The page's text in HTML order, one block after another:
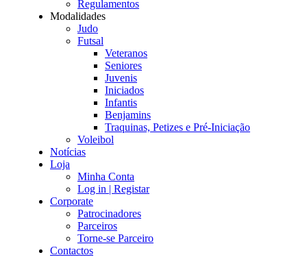
Regulamentos
Modalidades
Judo
Futsal
Veteranos
Seniores
Juvenis
Iniciados
Infantis
Benjamins
Traquinas, Petizes e Pré-Iniciação
Voleibol
Notícias
Loja
Minha Conta
Log in | Registar
Corporate
Patrocinadores
Parceiros
Torne-se Parceiro
Contactos